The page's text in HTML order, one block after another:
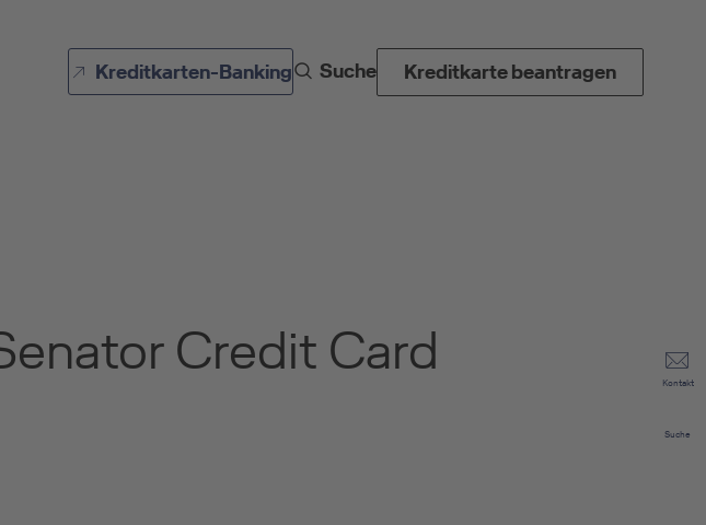
drücken)
drücken)
Kreditkarten-Banking Suche Kreditkarte beantragen
Kontakt
Suche
Credit Card